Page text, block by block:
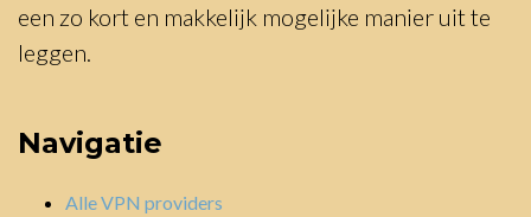
een zo kort en makkelijk mogelijke manier uit te
leggen.
Navigatie
Alle VPN providers